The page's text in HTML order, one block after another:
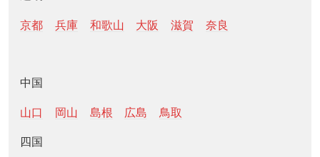
京都 兵庫 和歌山 大阪 滋賀 奈良
中国
山口 岡山 島根 広島 鳥取
四国